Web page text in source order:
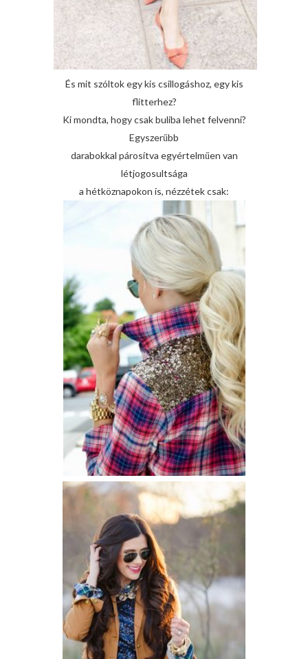
És mit szóltok egy kis csillogáshoz, egy kis
flitterhez?
Ki mondta, hogy csak buliba lehet felvenni?
Egyszerűbb
darabokkal párosítva egyértelműen van
létjogosultsága
a hétköznapokon is, nézzétek csak: